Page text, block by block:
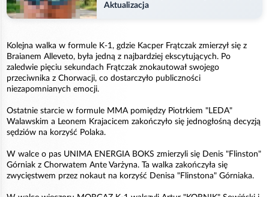
Aktualizacja
Kolejna walka w formule K-1, gdzie Kacper Frątczak zmierzył się z
Braianem Alleveto, była jedną z najbardziej ekscytujących. Po
zaledwie pięciu sekundach Frątczak znokautował swojego
przeciwnika z Chorwacji, co dostarczyło publiczności
niezapomnianych emocji.
Ostatnie starcie w formule MMA pomiędzy Piotrkiem "LEDA"
Walawskim a Leonem Krajacicem zakończyło się jednogłośną decyzją
sędziów na korzyść Polaka.
W walce o pas UNIMA ENERGIA BOKS zmierzyli się Denis "Flinston"
Górniak z Chorwatem Ante Varżyna. Ta walka zakończyła się
zwycięstwem przez nokaut na korzyść Denisa "Flinstona" Górniaka.